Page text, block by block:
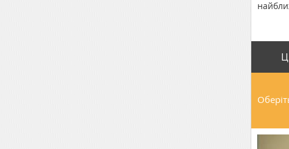
км;